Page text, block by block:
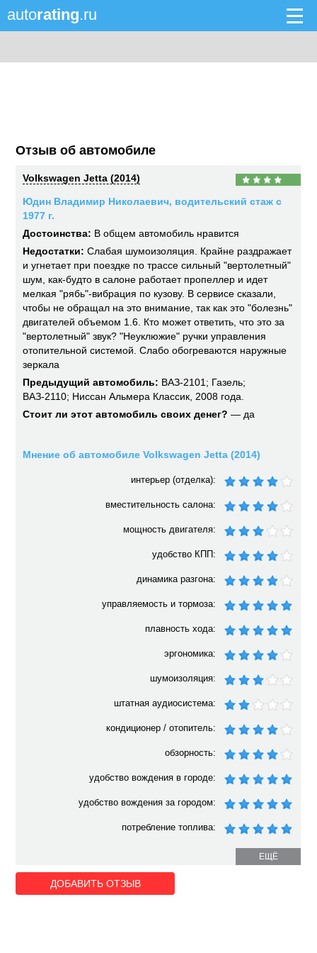
autorating.ru
Отзыв об автомобиле
Volkswagen Jetta (2014)
Юдин Владимир Николаевич, водительский стаж с
1977 г.
Достоинства: В общем автомобиль нравится
Недостатки: Слабая шумоизоляция. Крайне раздражает
и угнетает при поездке по трассе сильный "вертолетный"
шум, как-будто в салоне работает пропеллер и идет
мелкая "рябь"-вибрация по кузову. В сервисе сказали,
чтобы не обращал на это внимание, так как это "болезнь"
двигателей объемом 1.6. Кто может ответить, что это за
"вертолетный" звук? "Неуклюжие" ручки управления
отопительной системой. Слабо обогреваются наружные
зеркала
Предыдущий автомобиль: ВАЗ-2101; Газель;
ВАЗ-2110; Ниссан Альмера Классик, 2008 года.
Стоит ли этот автомобиль своих денег? — да
Мнение об автомобиле Volkswagen Jetta (2014)
интерьер (отделка):
вместительность салона:
мощность двигателя:
удобство КПП:
динамика разгона:
управляемость и тормоза:
плавность хода:
эргономика:
шумоизоляция:
штатная аудиосистема:
кондиционер / отопитель:
обзорность:
удобство вождения в городе:
удобство вождения за городом:
потребление топлива:
ЕЩЁ
ДОБАВИТЬ ОТЗЫВ